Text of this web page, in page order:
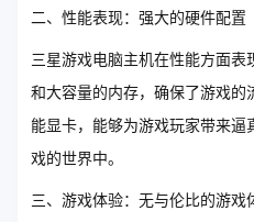
二、性能表现：强大的硬件配置
三星游戏电脑主机在性能方面
和大容量的内存，确保了游戏的
能显卡，能够为游戏玩家带来
戏的世界中。
三、游戏体验：无与伦比的游戏